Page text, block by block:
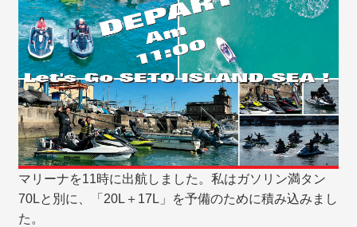
マリーナを11時に出航しました。私はガソリン満タン
70Lと別に、「20L＋17L」を予備のために積み込みまし
た。